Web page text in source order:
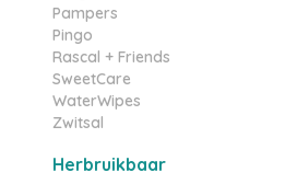
Pampers
Pingo
Rascal + Friends
SweetCare
WaterWipes
Zwitsal
Herbruikbaar